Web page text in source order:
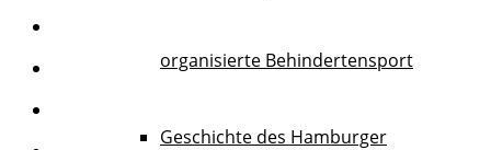
organisierte Behindertensport
Geschichte des Hamburger